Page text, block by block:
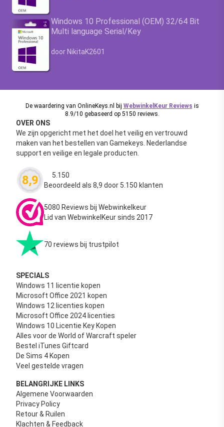
Windows 10 Professional (OEM) 32/64 Bit
Multi language Serial/Key
Waardering4.63
door NikitaK2601
De waardering van OnlineKeys.nl bij WebwinkelKeur Reviews is
8.9/10 gebaseerd op 5150 reviews.
OVER ONS
We zijn opgericht met het doel het veilig en vertrouwd
maken van het bestellen van Gamekeys. Nederlandse
support en veilige en legale producten.
8,9 Waardering
5.150
Beoordeeld als 8,9 door 5.150 klanten
5080 Reviews bij Webwinkelkeur
Lid van WebwinkelKeur sinds 2017
70 reviews bij trustpilot
SPECIALS
Windows 11 licentie kopen
Microsoft Office 2021 kopen
Windows 12 licenties kopen
Microsoft Office 2024 licenties
Windows 10 Licentie Key Kopen
Alles voor de World of Warcraft speler
Bestel iTunes Giftcard
De Sims 4 Kopen
Veel gestelde vragen
BELANGRIJKE LINKS
Algemene Voorwaarden
Privacy Policy
Retour & Ruilen
Klachten & Feedback